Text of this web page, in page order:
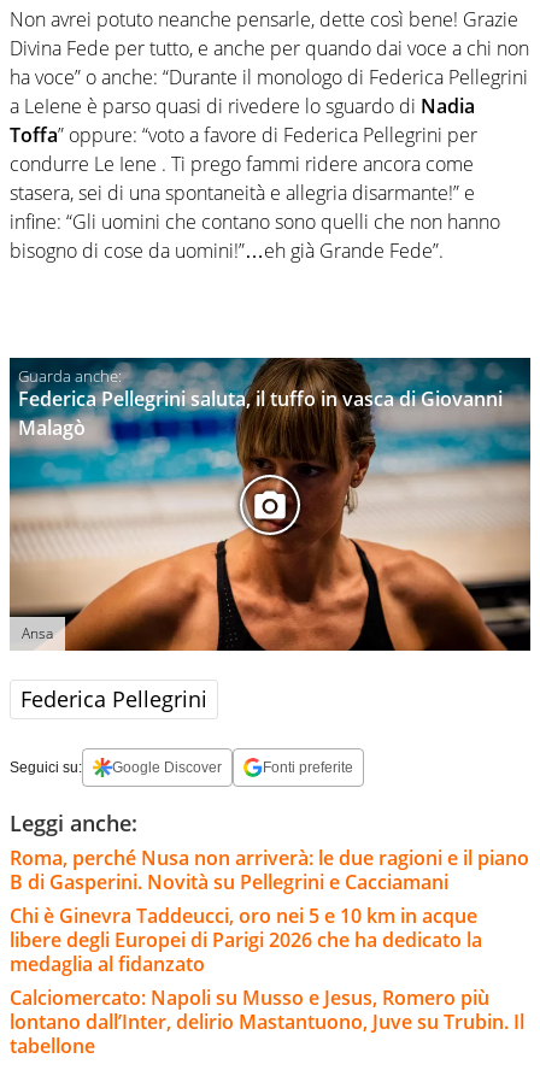
Non avrei potuto neanche pensarle, dette così bene! Grazie
Divina Fede per tutto, e anche per quando dai voce a chi non
ha voce” o anche: “Durante il monologo di Federica Pellegrini
a LeIene è parso quasi di rivedere lo sguardo di Nadia
Toffa” oppure: “voto a favore di Federica Pellegrini per
condurre Le Iene . Ti prego fammi ridere ancora come
stasera, sei di una spontaneità e allegria disarmante!” e
infine: “Gli uomini che contano sono quelli che non hanno
bisogno di cose da uomini!”…eh già Grande Fede”.
Federica Pellegrini saluta, il tuffo in vasca di Giovanni
Malagò
Ansa
Federica Pellegrini
Seguici su: Google Discover Fonti preferite
Leggi anche:
Roma, perché Nusa non arriverà: le due ragioni e il piano
B di Gasperini. Novità su Pellegrini e Cacciamani
Chi è Ginevra Taddeucci, oro nei 5 e 10 km in acque
libere degli Europei di Parigi 2026 che ha dedicato la
medaglia al fidanzato
Calciomercato: Napoli su Musso e Jesus, Romero più
lontano dall’Inter, delirio Mastantuono, Juve su Trubin. Il
tabellone